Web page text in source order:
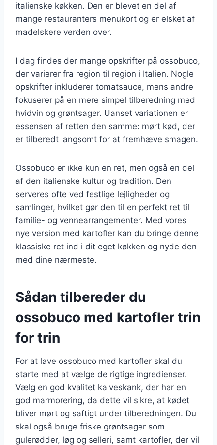
italienske køkken. Den er blevet en del af
mange restauranters menukort og er elsket af
madelskere verden over.
I dag findes der mange opskrifter på ossobuco,
der varierer fra region til region i Italien. Nogle
opskrifter inkluderer tomatsauce, mens andre
fokuserer på en mere simpel tilberedning med
hvidvin og grøntsager. Uanset variationen er
essensen af retten den samme: mørt kød, der
er tilberedt langsomt for at fremhæve smagen.
Ossobuco er ikke kun en ret, men også en del
af den italienske kultur og tradition. Den
serveres ofte ved festlige lejligheder og
samlinger, hvilket gør den til en perfekt ret til
familie- og vennearrangementer. Med vores
nye version med kartofler kan du bringe denne
klassiske ret ind i dit eget køkken og nyde den
med dine nærmeste.
Sådan tilbereder du
ossobuco med kartofler trin
for trin
For at lave ossobuco med kartofler skal du
starte med at vælge de rigtige ingredienser.
Vælg en god kvalitet kalveskank, der har en
god marmorering, da dette vil sikre, at kødet
bliver mørt og saftigt under tilberedningen. Du
skal også bruge friske grøntsager som
gulerødder, løg og selleri, samt kartofler, der vil